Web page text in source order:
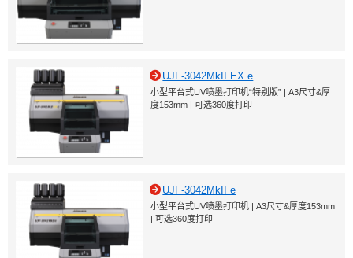
UJF-3042MkII EX e
小型平台式UV喷墨打印机“特别版” | A3尺寸&厚
度153mm | 可选360度打印
UJF-3042MkII e
小型平台式UV喷墨打印机 | A3尺寸&厚度153mm
| 可选360度打印